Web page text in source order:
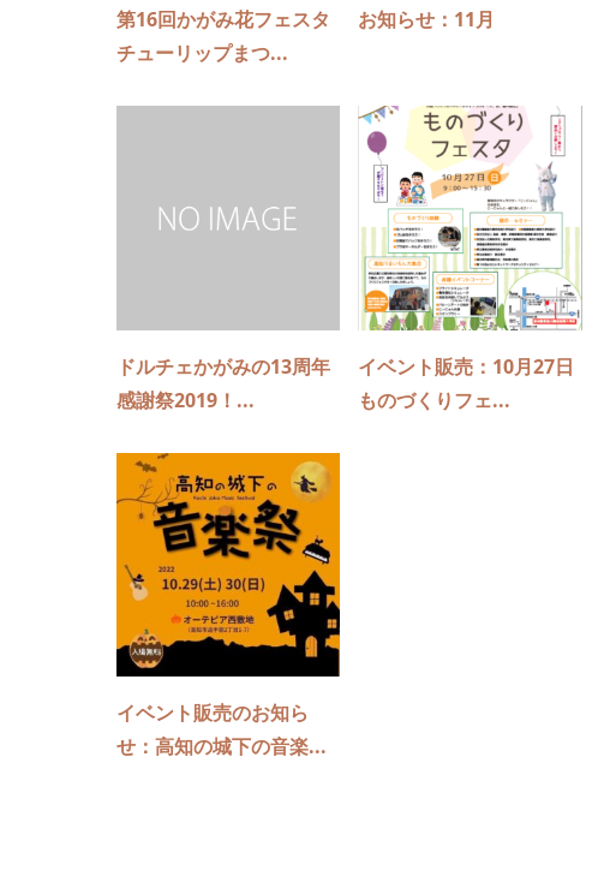
第16回かがみ花フェスタ
チューリップまつ...
お知らせ：11月
ドルチェかがみの13周年
感謝祭2019！...
イベント販売：10月27日
ものづくりフェ...
イベント販売のお知ら
せ：高知の城下の音楽...